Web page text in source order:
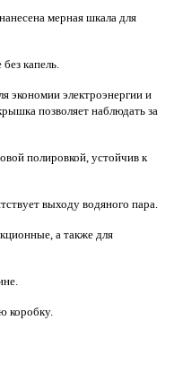
мерная шкала для
капель.
электроэнергии и
позволяет наблюдать за
полировкой, устойчив к
выходу водяного пара.
а также для
коробку.